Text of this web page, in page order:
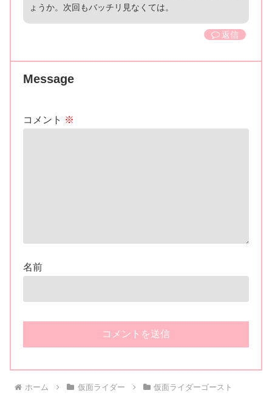
ょうか。次回もバッチリ見なくては。
返信
Message
コメント ※
名前
ホーム 仮面ライダー 仮面ライダーゴースト